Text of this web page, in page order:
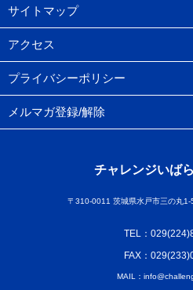
サイトマップ
アクセス
プライバシーポリシー
メルマガ登録/解除
チャレンジいば
〒310-0011 茨城県水戸市三の丸
TEL：
FAX：
MAIL：